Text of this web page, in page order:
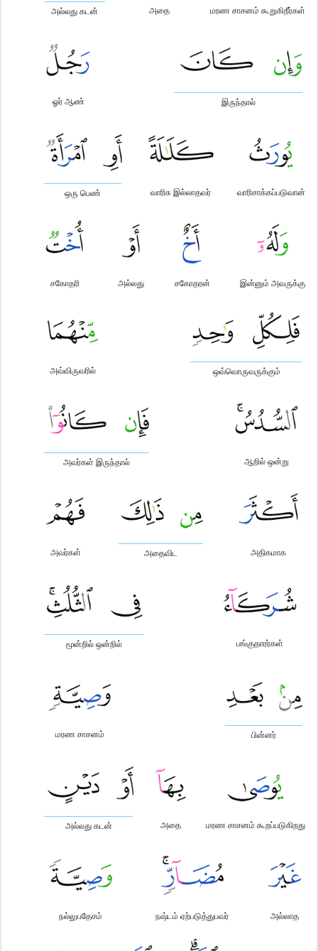
மரண சாசனம் கூறுகிறீர்கள்
அதை
அல்லது கடன்
இருந்தால்
ஓர் ஆண்
வாரிசாக்கப்படுவான்
வாரிசு இல்லாதவர்
ஒரு பெண்
இன்னும் அவருக்கு
சகோதரன்
அல்லது
சகோதரி
ஒவ்வொருவருக்கும்
அவ்விருவரில்
ஆறில் ஒன்று
அவர்கள் இருந்தால்
அதிகமாக
அதைவிட
அவர்கள்
பங்குதாரர்கள்
மூன்றில் ஒன்றில்
பின்னர்
மரண சாசனம்
மரண சாசனம் கூறப்படுகிறது
அதை
அல்லது கடன்
அல்லாத
நஷ்டம் ஏற்படுத்துபவர்
நல்லுபதேசம்